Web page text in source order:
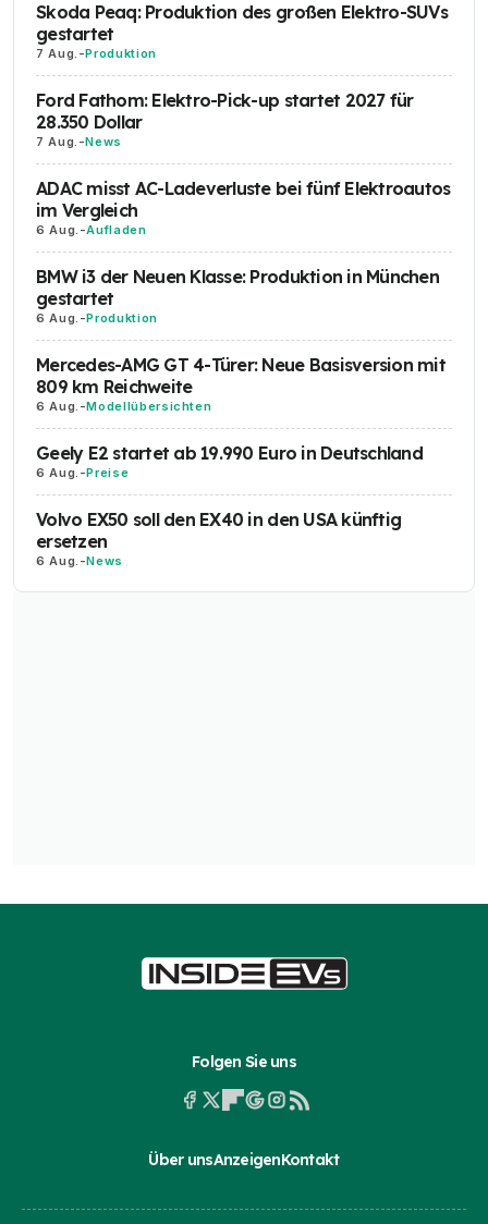
Skoda Peaq: Produktion des großen Elektro-SUVs
gestartet
7 Aug. -Produktion
Ford Fathom: Elektro-Pick-up startet 2027 für
28.350 Dollar
7 Aug. -News
ADAC misst AC-Ladeverluste bei fünf Elektroautos
im Vergleich
6 Aug. -Aufladen
BMW i3 der Neuen Klasse: Produktion in München
gestartet
6 Aug. -Produktion
Mercedes-AMG GT 4-Türer: Neue Basisversion mit
809 km Reichweite
6 Aug. -Modellübersichten
Geely E2 startet ab 19.990 Euro in Deutschland
6 Aug. -Preise
Volvo EX50 soll den EX40 in den USA künftig
ersetzen
6 Aug. -News
Folgen Sie uns
Über unsAnzeigenKontakt